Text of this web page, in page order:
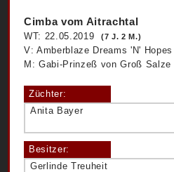
Cimba vom Aitrachtal
WT: 22.05.2019 (7 J. 2 M.)
V: Amberblaze Dreams 'N' Hopes
M: Gabi-Prinzeß von Groß Salze
Züchter:
Anita Bayer
Besitzer:
Gerlinde Treuheit